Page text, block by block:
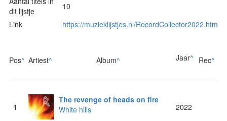
dit lijstje
10
Link
https://muzieklijstjes.nl/RecordCollector2022.htm
Pos^ Artiest^ Album^ Jaar^ Rec^
1
The revenge of heads on fire
White hills
2022